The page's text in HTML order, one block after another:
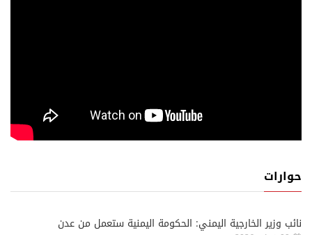
حوارات
نائب وزير الخارجية اليمني: الحكومة اليمنية ستعمل من عدن